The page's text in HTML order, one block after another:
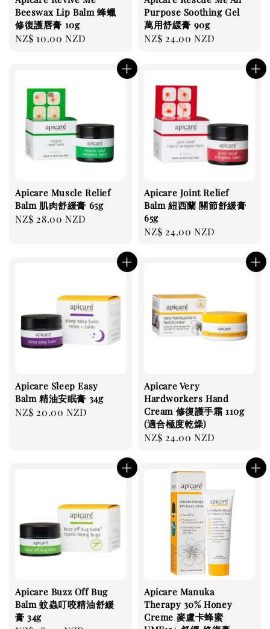
Beeswax Lip Balm 蜂蠟
修復護唇膏 10g
Regular
NZ$ 10.00 NZD
Purpose Soothing Gel
萬用舒緩膏 90g
Regular
NZ$ 24.00 NZD
Apicare Muscle Relief
Balm 肌肉舒緩膏 65g
Regular
NZ$ 28.00 NZD
Apicare Joint Relief
Balm 紐西蘭 關節舒緩膏
65g
Regular
NZ$ 24.00 NZD
Apicare Sleep Easy
Balm 精油安眠膏 34g
Regular
NZ$ 20.00 NZD
Apicare Very
Hardworkers Hand
Cream 修復護手霜 110g
(適合極度乾燥)
Regular
NZ$ 24.00 NZD
Apicare Buzz Off Bug
Balm 蚊蟲叮咬精油舒緩
膏 34g
Apicare Manuka
Therapy 30% Honey
Creme 麥盧卡蜂蜜